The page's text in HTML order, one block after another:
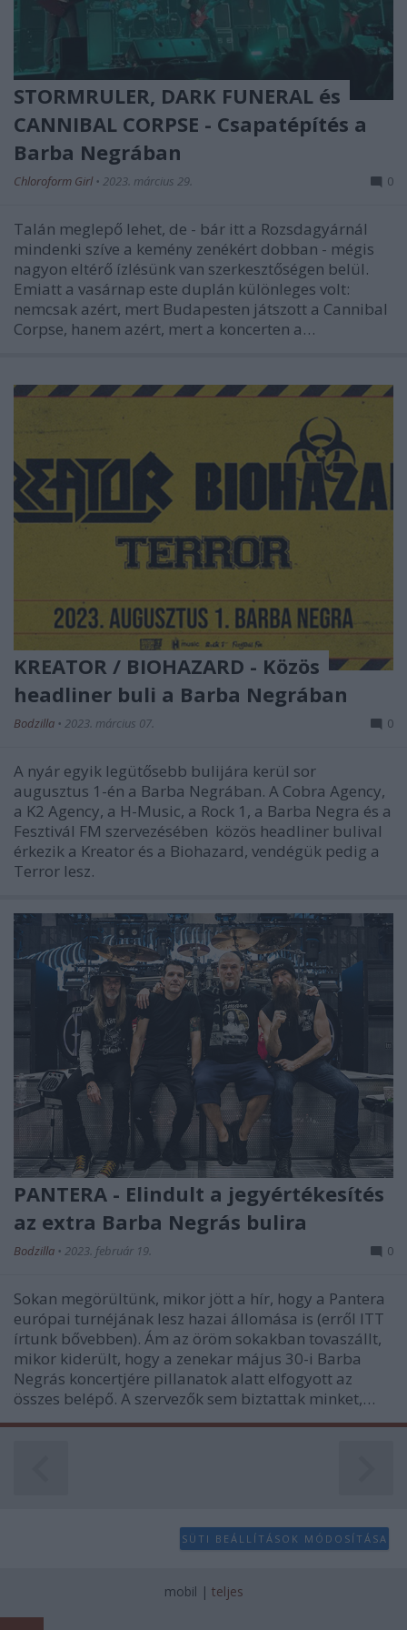
STORMRULER, DARK FUNERAL és
CANNIBAL CORPSE - Csapatépítés a
Barba Negrában
Chloroform Girl • 2023. március 29. 0
Talán meglepő lehet, de - bár itt a Rozsdagyárnál
mindenki szíve a kemény zenékért dobban - mégis
nagyon eltérő ízlésünk van szerkesztőségen belül.
Emiatt a vasárnap este duplán különleges volt:
nemcsak azért, mert Budapesten játszott a Cannibal
Corpse, hanem azért, mert a koncerten a…
KREATOR / BIOHAZARD - Közös
headliner buli a Barba Negrában
Bodzilla • 2023. március 07. 0
A nyár egyik legütősebb bulijára kerül sor
augusztus 1-én a Barba Negrában. A Cobra Agency,
a K2 Agency, a H-Music, a Rock 1, a Barba Negra és a
Fesztivál FM szervezésében közös headliner bulival
érkezik a Kreator és a Biohazard, vendégük pedig a
Terror lesz.
PANTERA - Elindult a jegyértékesítés
az extra Barba Negrás bulira
Bodzilla • 2023. február 19. 0
Sokan megörültünk, mikor jött a hír, hogy a Pantera
európai turnéjának lesz hazai állomása is (erről ITT
írtunk bővebben). Ám az öröm sokakban tovaszállt,
mikor kiderült, hogy a zenekar május 30-i Barba
Negrás koncertjére pillanatok alatt elfogyott az
összes belépő. A szervezők sem biztattak minket,…
SÜTI BEÁLLÍTÁSOK MÓDOSÍTÁSA
mobil | teljes